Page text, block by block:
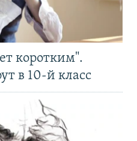
коротким".
в 10-й класс